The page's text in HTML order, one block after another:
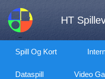
HT
Spill Og Kort
Dataspill Video